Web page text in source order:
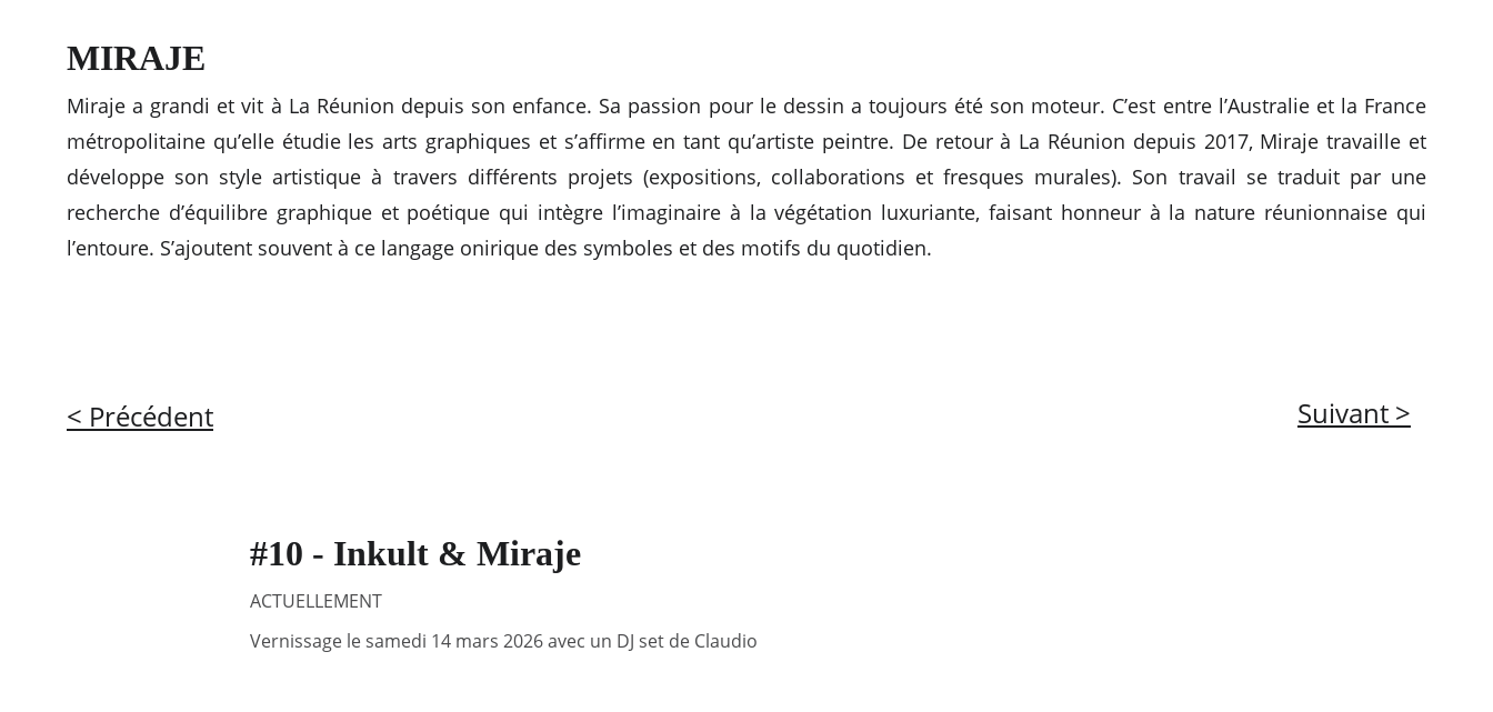
MIRAJE
Miraje a grandi et vit à La Réunion depuis son enfance. Sa passion pour le dessin a toujours été son moteur. C’est entre l’Australie et la France
métropolitaine qu’elle étudie les arts graphiques et s’affirme en tant qu’artiste peintre. De retour à La Réunion depuis 2017, Miraje travaille et
développe son style artistique à travers différents projets (expositions, collaborations et fresques murales). Son travail se traduit par une
recherche d’équilibre graphique et poétique qui intègre l’imaginaire à la végétation luxuriante, faisant honneur à la nature réunionnaise qui
l’entoure. S’ajoutent souvent à ce langage onirique des symboles et des motifs du quotidien.
< Précédent Suivant >
#10 - Inkult & Miraje
ACTUELLEMENT
Vernissage le samedi 14 mars 2026 avec un DJ set de Claudio